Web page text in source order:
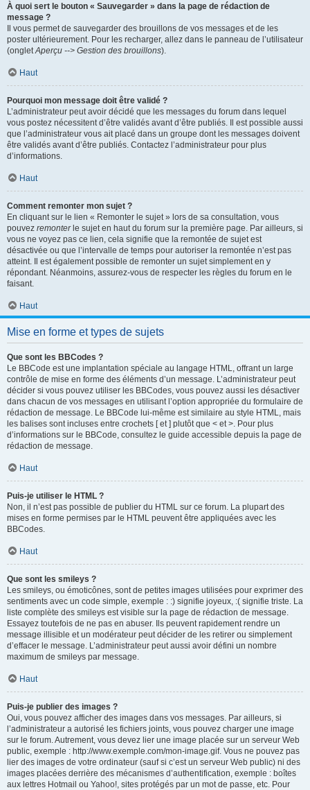
À quoi sert le bouton « Sauvegarder » dans la page de rédaction de
message ?
Il vous permet de sauvegarder des brouillons de vos messages et de les
poster ultérieurement. Pour les recharger, allez dans le panneau de l’utilisateur
(ongletAperçu --> Gestion des brouillons).
Haut
Pourquoi mon message doit être validé ?
L’administrateur peut avoir décidé que les messages du forum dans lequel
vous postez nécessitent d’être validés avant d’être publiés. Il est possible aussi
que l’administrateur vous ait placé dans un groupe dont les messages doivent
être validés avant d’être publiés. Contactez l’administrateur pour plus
d’informations.
Haut
Comment remonter mon sujet ?
En cliquant sur le lien « Remonter le sujet » lors de sa consultation, vous
pouvez remonterle sujet en haut du forum sur la première page. Par ailleurs, si
vous ne voyez pas ce lien, cela signifie que la remontée de sujet est
désactivée ou que l’intervalle de temps pour autoriser la remontée n’est pas
atteint. Il est également possible de remonter un sujet simplement en y
répondant. Néanmoins, assurez-vous de respecter les règles du forum en le
faisant.
Haut
Mise en forme et types de sujets
Que sont les BBCodes ?
Le BBCode est une implantation spéciale au langage HTML, offrant un large
contrôle de mise en forme des éléments d’un message. L’administrateur peut
décider si vous pouvez utiliser les BBCodes, vous pouvez aussi les désactiver
dans chacun de vos messages en utilisant l’option appropriée du formulaire de
rédaction de message. Le BBCode lui-même est similaire au style HTML, mais
les balises sont incluses entre crochets [ et ] plutôt que < et >. Pour plus
d’informations sur le BBCode, consultez le guide accessible depuis la page de
rédaction de message.
Haut
Puis-je utiliser le HTML ?
Non, il n’est pas possible de publier du HTML sur ce forum. La plupart des
mises en forme permises par le HTML peuvent être appliquées avec les
BBCodes.
Haut
Que sont les smileys ?
Les smileys, ou émoticônes, sont de petites images utilisées pour exprimer des
sentiments avec un code simple, exemple : :) signifie joyeux, :( signifie triste. La
liste complète des smileys est visible sur la page de rédaction de message.
Essayez toutefois de ne pas en abuser. Ils peuvent rapidement rendre un
message illisible et un modérateur peut décider de les retirer ou simplement
d’effacer le message. L’administrateur peut aussi avoir défini un nombre
maximum de smileys par message.
Haut
Puis-je publier des images ?
Oui, vous pouvez afficher des images dans vos messages. Par ailleurs, si
l’administrateur a autorisé les fichiers joints, vous pouvez charger une image
sur le forum. Autrement, vous devez lier une image placée sur un serveur Web
public, exemple : http://www.exemple.com/mon-image.gif. Vous ne pouvez pas
lier des images de votre ordinateur (sauf si c’est un serveur Web public) ni des
images placées derrière des mécanismes d’authentification, exemple : boîtes
aux lettres Hotmail ou Yahoo!, sites protégés par un mot de passe, etc. Pour